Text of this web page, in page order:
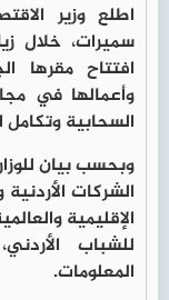
اطلع وزير
سميرات، خلال
افتتاح مقرها
وأعمالها في
السحابية وتكامل
وبحسب بيان
الشركات
الإقليمية
للشباب
المعلومات.